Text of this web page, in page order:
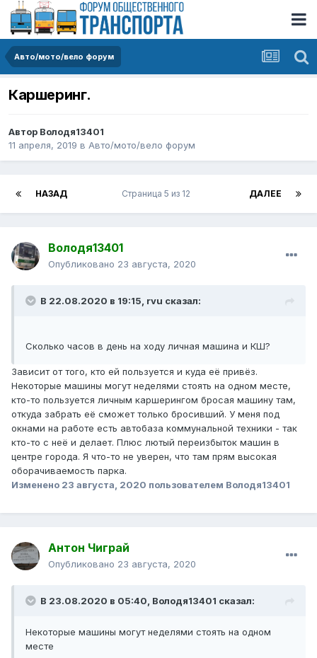
Авто/мото/вело форум
Каршеринг.
Автор Володя13401
11 апреля, 2019 в Авто/мото/вело форум
НАЗАД ДАЛЕЕ
Страница 5 из 12
Володя13401
Опубликовано 23 августа, 2020
В 22.08.2020 в 19:15, rvu сказал:
Сколько часов в день на ходу личная машина и КШ?
Зависит от того, кто ей пользуется и куда её привёз.
Некоторые машины могут неделями стоять на одном месте,
кто-то пользуется личным каршерингом бросая машину там,
откуда забрать её сможет только бросивший. У меня под
окнами на работе есть автобаза коммунальной техники - так
кто-то с неё и делает. Плюс лютый переизбыток машин в
центре города. Я что-то не уверен, что там прям высокая
оборачиваемость парка.
Изменено 23 августа, 2020 пользователем Володя13401
Антон Чиграй
Опубликовано 23 августа, 2020
В 23.08.2020 в 05:40, Володя13401 сказал:
Некоторые машины могут неделями стоять на одном
месте